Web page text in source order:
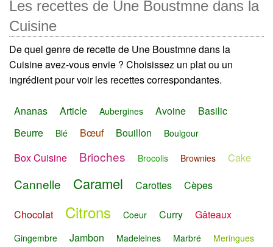
Les recettes de Une Boustmne dans la
Cuisine
De quel genre de recette de Une Boustmne dans la
Cuisine avez-vous envie ? Choisissez un plat ou un
ingrédient pour voir les recettes correspondantes.
Ananas Article Aubergines Avoine
Basilic
Beurre
Blé Bœuf Bouillon Boulgour
Box Cuisine Brioches Brocolis Brownies Cake
Cannelle Caramel Carottes Cèpes
Chocolat Citrons Coeur Curry Gâteaux
Gingembre Jambon Madeleines Marbré Meringues